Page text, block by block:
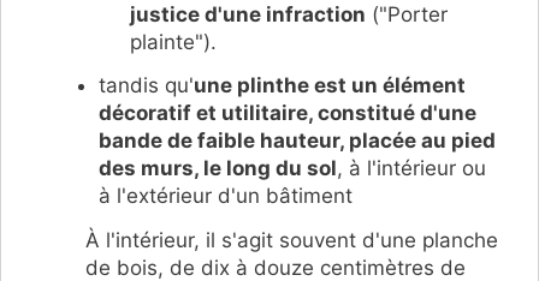
justice d'une infraction ("Porter
plainte").
tandis qu'une plinthe est un élément
décoratif et utilitaire, constitué d'une
bande de faible hauteur, placée au pied
des murs, le long du sol, à l'intérieur ou
à l'extérieur d'un bâtiment
À l'intérieur, il s'agit souvent d'une planche
de bois, de dix à douze centimètres de